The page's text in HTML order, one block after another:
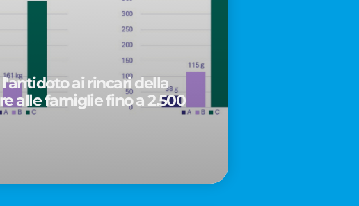
ai rincari della
alle famiglie fino a 2.500